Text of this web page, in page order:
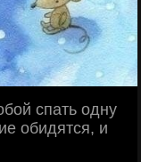
спать одну
обидятся, и